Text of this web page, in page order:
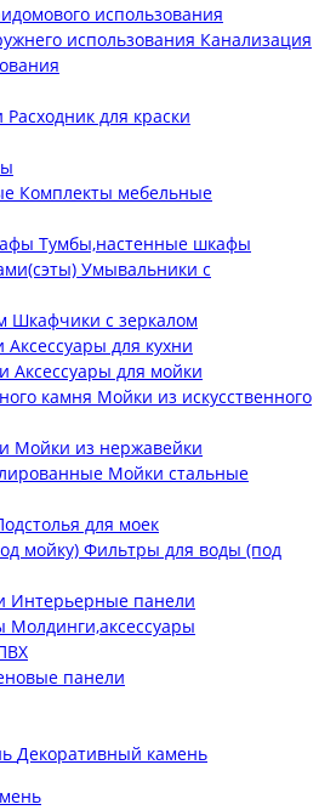
использования
Канализация
Расходник для краски
Комплекты мебельные
Тумбы,настенные шкафы
Умывальники с
Шкафчики с зеркалом
Аксессуары для кухни
Аксессуары для мойки
Мойки из искусственного
Мойки из нержавейки
Мойки стальные
для моек
Фильтры для воды (под
Интерьерные панели
Молдинги,аксессуары
панели
Декоративный камень